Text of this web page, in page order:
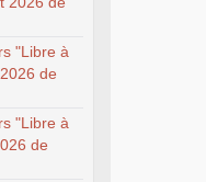
"Libre à
de
"Libre à
de